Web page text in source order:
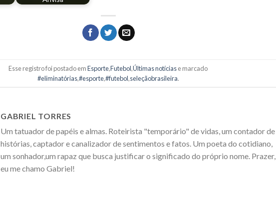
Esse registro foi postado emEsporte,Futebol,Últimas notíciase marcado
#eliminatórias,#esporte,#futebol,seleçãobrasileira.
GABRIEL TORRES
Um tatuador de papéis e almas. Roteirista "temporário" de vidas, um contador de
histórias, captador e canalizador de sentimentos e fatos. Um poeta do cotidiano,
um sonhador,um rapaz que busca justificar o significado do próprio nome. Prazer,
eu me chamo Gabriel!